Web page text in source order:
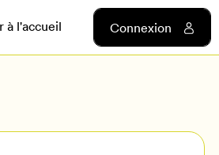
à l'accueil Connexion